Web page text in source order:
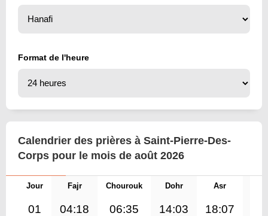
Format de l'heure
Calendrier des prières à Saint-Pierre-Des-
Corps pour le mois de août 2026
Jour Fajr Chourouk Dohr Asr
01 04:18 06:35 14:03 18:07